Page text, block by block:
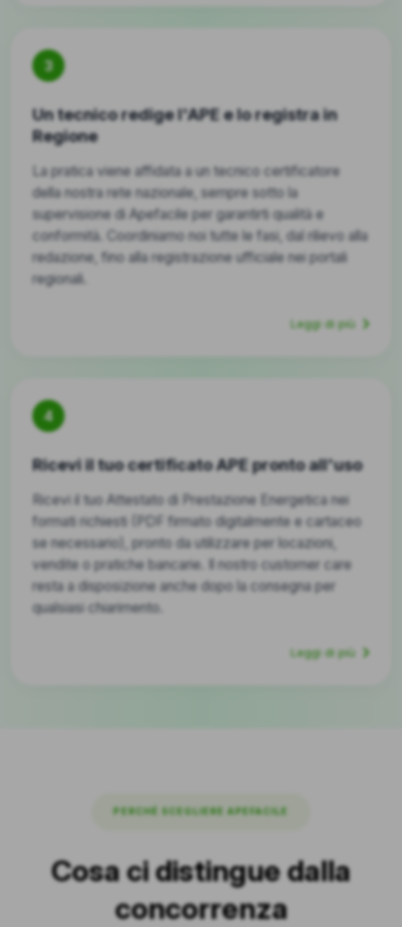
3
Un tecnico redige l'APE e lo registra in
Regione
La pratica viene affidata a un tecnico certificatore
della nostra rete nazionale, sempre sotto la
supervisione di Apefacile per garantirti qualità e
conformità. Coordiniamo noi tutte le fasi, dal rilievo alla
redazione, fino alla registrazione ufficiale nei portali
regionali.
Leggi di più
4
Ricevi il tuo certificato APE pronto all'uso
Ricevi il tuo Attestato di Prestazione Energetica nei
formati richiesti (PDF firmato digitalmente e cartaceo
se necessario), pronto da utilizzare per locazioni,
vendite o pratiche bancarie. Il nostro customer care
resta a disposizione anche dopo la consegna per
qualsiasi chiarimento.
Leggi di più
PERCHÉ SCEGLIERE APEFACILE
Cosa ci distingue dalla
concorrenza